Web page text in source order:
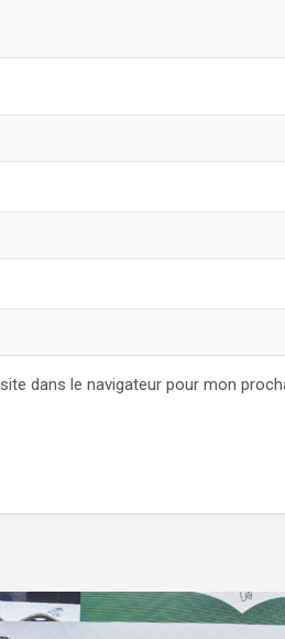
dans le navigateur pour mon